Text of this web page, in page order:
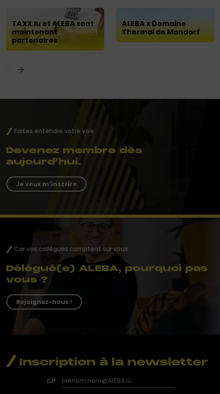
TAXX.lu et ALEBA sont
maintenant
partenaires
ALEBA x Domaine
Thermal de Mondorf
Faites entendre votre voix
Devenez membre dès
aujourd’hui.
Je veux m’inscrire
Car vos collègues comptent sur vous
Délégué(e) ALEBA, pourquoi pas
vous ?
Rejoignez-nous !
Inscription à la newsletter